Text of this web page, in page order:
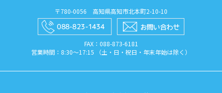
〒780-0056 高知県高知市北本町2-10-10
FAX：088​-873​-6181
営業時間：8:30〜17:15 （土・日・祝日・年末年始は除く）